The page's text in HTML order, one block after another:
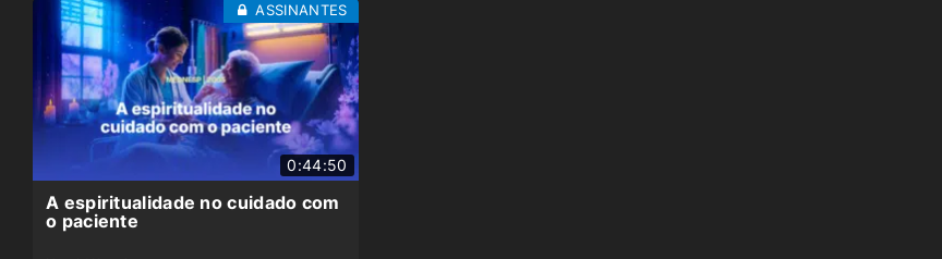
0:44:50
A espiritualidade no cuidado com
o paciente
ASSINANTES